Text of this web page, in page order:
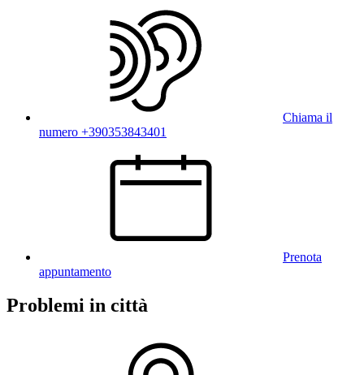
Chiama il
numero +390353843401
Prenota
appuntamento
Problemi in città